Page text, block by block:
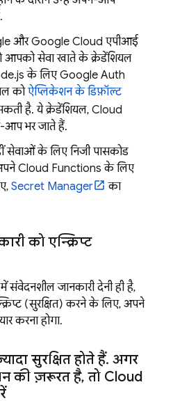
औरGoogle Cloud एपीआई
आपको सेवा खाते के क्रेडेंशियल
के लिए Google Auth
कोऐप्लिकेशन के डिफ़ॉल्ट
है. ये क्रेडेंशियल, Cloud
भर जाते हैं.
सेवाओं के लिए निजी पासकोड
Cloud Functions के लिए
Secret Manager
का
को एन्क्रिप्ट
जानकारी देनी ही है,
(सुरक्षित) करने के लिए, अपने
करना होगा.
सुरक्षित होते हैं. अगर
की ज़रूरत है, तो Cloud